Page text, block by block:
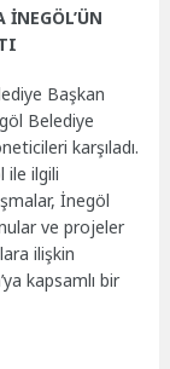
Başkan
Belediye
karşıladı.
ile ilgili
İnegöl
ve projeler
ilişkin
kapsamlı bir